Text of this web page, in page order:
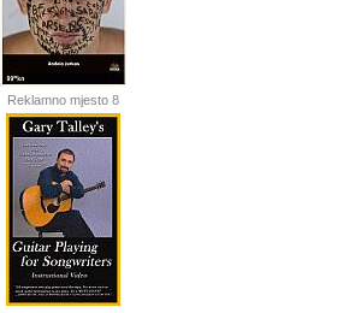
Reklamno mjesto 8